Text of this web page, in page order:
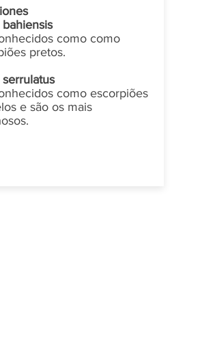
como como
pretos.
como escorpiões
e são os mais